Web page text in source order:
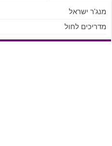
מנג'ר ישראל
מדריכים לחול